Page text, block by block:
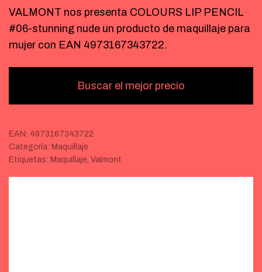
VALMONT nos presenta COLOURS LIP PENCIL
#06-stunning nude un producto de maquillaje para
mujer con EAN 4973167343722.
Buscar el mejor precio
EAN: 4973167343722
Categoría: Maquillaje
Etiquetas: Maquillaje, Valmont